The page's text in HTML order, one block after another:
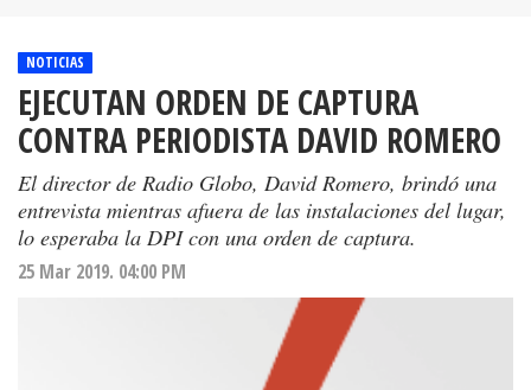
NOTICIAS
EJECUTAN ORDEN DE CAPTURA
CONTRA PERIODISTA DAVID ROMERO
El director de Radio Globo, David Romero, brindó una
entrevista mientras afuera de las instalaciones del lugar,
lo esperaba la DPI con una orden de captura.
25 Mar 2019. 04:00 PM